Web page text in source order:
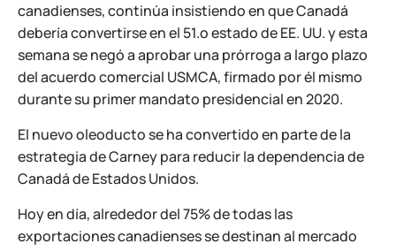
canadienses, continúa insistiendo en que Canadá
debería convertirse en el 51.º estado de EE. UU. y esta
semana se negó a aprobar una prórroga a largo plazo
del acuerdo comercial USMCA, firmado por él mismo
durante su primer mandato presidencial en 2020.
El nuevo oleoducto se ha convertido en parte de la
estrategia de Carney para reducir la dependencia de
Canadá de Estados Unidos.
Hoy en día, alrededor del 75% de todas las
exportaciones canadienses se destinan al mercado